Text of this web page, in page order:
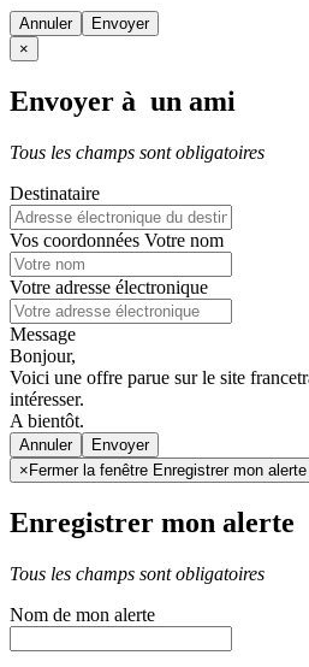
Annuler
×
Envoyer à un ami
Tous les champs sont obligatoires
Destinataire
Vos coordonnées Votre nom
Votre adresse électronique
Message
Bonjour,
Voici une offre parue sur le site
intéresser.
A bientôt.
Annuler
× Fermer la fenêtre Enregistrer mon alerte
Enregistrer mon alerte
Tous les champs sont obligatoires
Nom de mon alerte